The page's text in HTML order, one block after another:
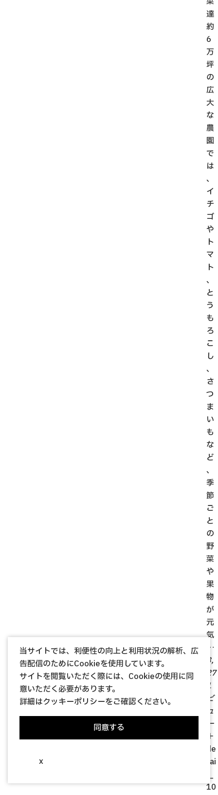
達
約
6
万
坪
の
広
大
な
農
園
で
は
、
イ
チ
ゴ
や
ト
マ
ト
、
と
う
も
ろ
こ
し
、
さ
つ
ま
い
も
な
ど
、
季
節
ご
と
の
野
菜
や
果
物
が
元
気
…
3,
27
1
ビ
ュ
ー
＋
de
tai
10
当サイトでは、利便性の向上と利用状況の解析、広
告配信のためにCookieを使用しています。
サイトを閲覧いただく際には、Cookieの使用に同
意いただく必要があります。
詳細はクッキーポリシーをご確認ください。
同意する
x